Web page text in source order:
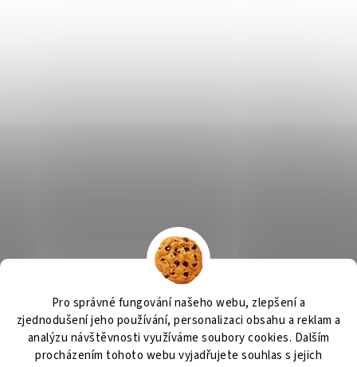
Pro správné fungování našeho webu, zlepšení a
zjednodušení jeho používání, personalizaci obsahu a reklam a
analýzu návštěvnosti využíváme soubory cookies. Dalším
procházením tohoto webu vyjadřujete souhlas s jejich
Výčepní zařízení OSMO CZ Barvy Příbram Obchodní podmínky
GDPR